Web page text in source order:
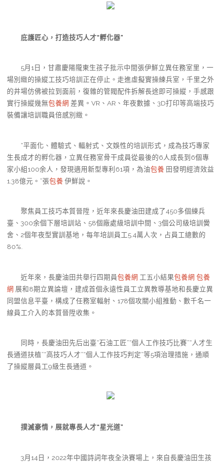
庇護匠心，打造技巧人才“孵化器”
5月1日，甘肅慶陽隴東生孩子批示中間張伊鮮立異任務室里，一
場別緻的操縱工技巧培訓正在停止。走進虛擬實操練兵室，千里之外
的井場仿佛被拉到面前，復雜的管閥配件拆解長途即可操縱，手感跟
實行操縱幾無包養網 差異。VR、AR、年夜數據、3D打印等高端技巧
裝備讓培訓職員倍感別緻。
“平面化、體驗式、輻射式、文娛性的培訓形式，成為技巧專家
生長成才的孵化器，立異任務室骨干成員從最後的6人成長到6個專
家小組100余人，發現適用新型專利61項，為油包養 田發明經濟效益
1.38億元。”張包養 伊鮮說。
聚焦員工技巧本質晉陞，近年來長慶油田建成了450多個練兵
臺、300余個下層培訓站、58個廠處級培訓中間、3個公司級培訓黌
舍、2個年夜型實訓基地，每年培訓員工5.4萬人次，占員工總數的
80%.
近年來，長慶油田共舉行四期員包養網 工五小結果包養網 包養
網 展和8期立異論壇，建成首個永遠性員工立異教導基地和長慶立異
同盟信息平臺，構成了任務室輻射、178個攻關小組推動、數千名一
線員工介入的本質晉陞收集。
同時，長慶油田先后出臺“石油工匠”“個人工作技巧比賽”“人才生
長通道扶植”“高技巧人才”“個人工作技巧判定”等5項治理措施，通順
了操縱層員工9級生長通道。
撲滅豪情，展就專長人才“星光道”
3月14日，2022年中國詩詞年夜全決賽場上，來自長慶油田生孩